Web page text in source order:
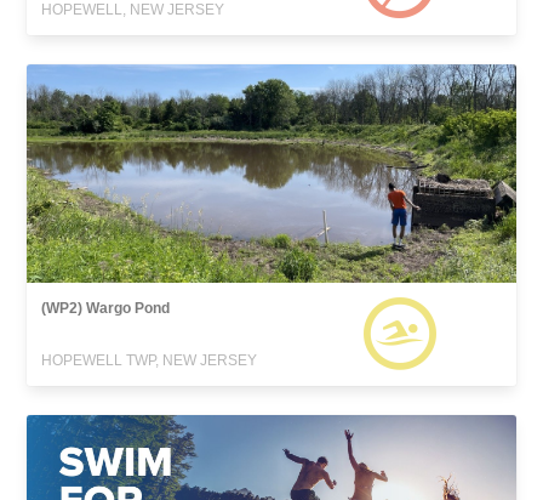
HOPEWELL, NEW JERSEY
(WP2) Wargo Pond
HOPEWELL TWP, NEW JERSEY